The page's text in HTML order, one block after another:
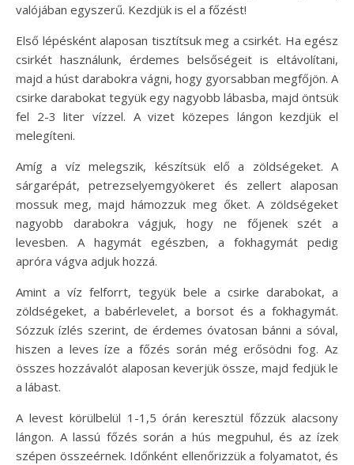
valójában egyszerű. Kezdjük is el a főzést!
Első lépésként alaposan tisztítsuk meg a csirkét. Ha egész
csirkét használunk, érdemes belsőségeit is eltávolítani,
majd a húst darabokra vágni, hogy gyorsabban megfőjön. A
csirke darabokat tegyük egy nagyobb lábasba, majd öntsük
fel 2-3 liter vízzel. A vizet közepes lángon kezdjük el
melegíteni.
Amíg a víz melegszik, készítsük elő a zöldségeket. A
sárgarépát, petrezselyemgyökeret és zellert alaposan
mossuk meg, majd hámozzuk meg őket. A zöldségeket
nagyobb darabokra vágjuk, hogy ne főjenek szét a
levesben. A hagymát egészben, a fokhagymát pedig
apróra vágva adjuk hozzá.
Amint a víz felforrt, tegyük bele a csirke darabokat, a
zöldségeket, a babérlevelet, a borsot és a fokhagymát.
Sózzuk ízlés szerint, de érdemes óvatosan bánni a sóval,
hiszen a leves íze a főzés során még erősödni fog. Az
összes hozzávalót alaposan keverjük össze, majd fedjük le
a lábast.
A levest körülbelül 1-1,5 órán keresztül főzzük alacsony
lángon. A lassú főzés során a hús megpuhul, és az ízek
szépen összeérnek. Időnként ellenőrizzük a folyamatot, és